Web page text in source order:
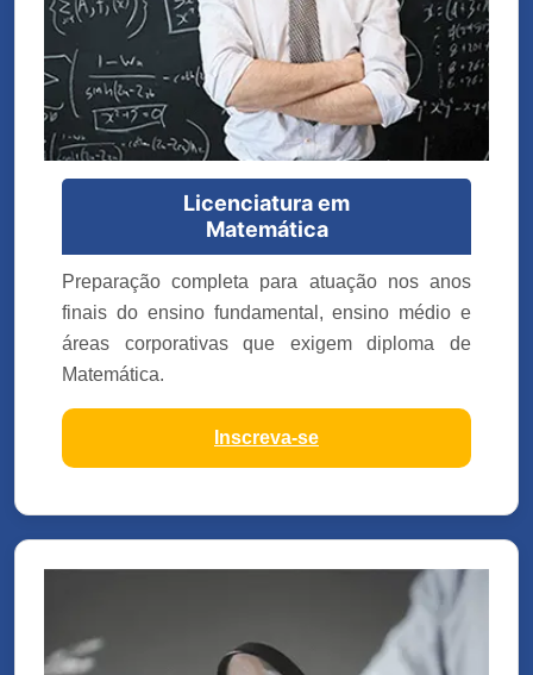
Licenciatura em
Matemática
Preparação completa para atuação nos anos
finais do ensino fundamental, ensino médio e
áreas corporativas que exigem diploma de
Matemática.
Inscreva-se